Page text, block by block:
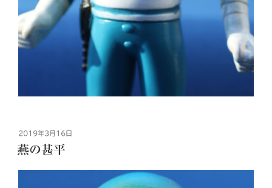
投
稿
日:
2019年3月16日
燕の甚平